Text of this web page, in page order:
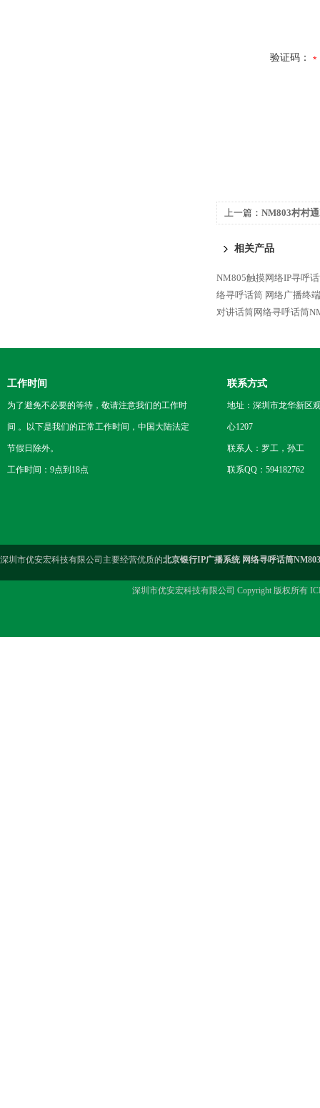
验证码：
上一篇： NM803村村
相关产品
NM805触摸网络IP寻呼
络寻呼话筒 网络广播终
对讲话筒网络寻呼话筒
工作时间
为了避免不必要的等待，敬请注意我们的工作时
间 。以下是我们的正常工作时间，中国大陆法定
节假日除外。
工作时间：9点到18点
联系方式
地址：深圳市龙华新区
心1207
联系人：罗工，孙工
联系QQ：594182762
深圳市优安宏科技有限公司主要经营优质的北京银行IP广播系统 网络寻呼话筒NM803
深圳市优安宏科技有限公司 Copyright 版权所有